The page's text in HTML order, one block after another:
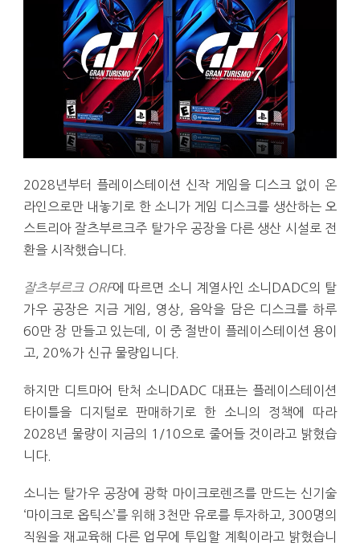
2028년부터 플레이스테이션 신작 게임을 디스크 없이 온
라인으로만 내놓기로 한 소니가 게임 디스크를 생산하는 오
스트리아 잘츠부르크주 탈가우 공장을 다른 생산 시설로 전
환을 시작했습니다.
잘츠부르크 ORF에 따르면 소니 계열사인 소니DADC의 탈
가우 공장은 지금 게임, 영상, 음악을 담은 디스크를 하루
60만 장 만들고 있는데, 이 중 절반이 플레이스테이션 용이
고, 20%가 신규 물량입니다.
하지만 디트마어 탄처 소니DADC 대표는 플레이스테이션
타이틀을 디지털로 판매하기로 한 소니의 정책에 따라
2028년 물량이 지금의 1/10으로 줄어들 것이라고 밝혔습
니다.
소니는 탈가우 공장에 광학 마이크로렌즈를 만드는 신기술
‘마이크로 옵틱스’를 위해 3천만 유로를 투자하고, 300명의
직원을 재교육해 다른 업무에 투입할 계획이라고 밝혔습니